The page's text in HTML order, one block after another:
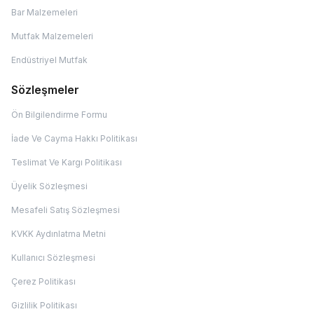
Bar Malzemeleri
Mutfak Malzemeleri
Endüstriyel Mutfak
Sözleşmeler
Ön Bilgilendirme Formu
İade Ve Cayma Hakkı Politikası
Teslimat Ve Kargı Politikası
Üyelik Sözleşmesi
Mesafeli Satış Sözleşmesi
KVKK Aydınlatma Metni
Kullanıcı Sözleşmesi
Çerez Politikası
Gizlilik Politikası